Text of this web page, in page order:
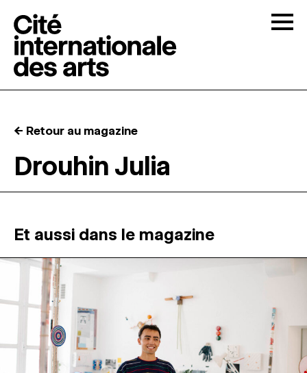
RÉSIDENCES ↓
ATELIERS OUVERTS
PROGRAMMATION
MAGAZINE
ESPACES DE PRATIQUE ARTISTIQUE ↓
← Retour au magazine
Drouhin Julia
Et aussi dans le magazine